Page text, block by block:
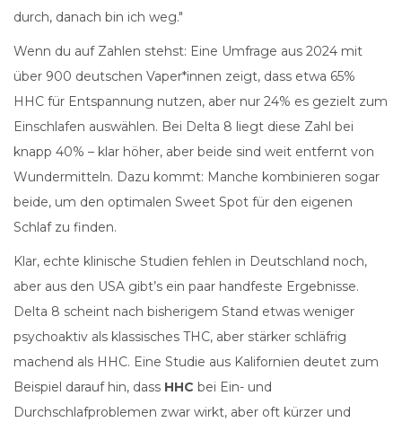
durch, danach bin ich weg."
Wenn du auf Zahlen stehst: Eine Umfrage aus 2024 mit
über 900 deutschen Vaper*innen zeigt, dass etwa 65%
HHC für Entspannung nutzen, aber nur 24% es gezielt zum
Einschlafen auswählen. Bei Delta 8 liegt diese Zahl bei
knapp 40% – klar höher, aber beide sind weit entfernt von
Wundermitteln. Dazu kommt: Manche kombinieren sogar
beide, um den optimalen Sweet Spot für den eigenen
Schlaf zu finden.
Klar, echte klinische Studien fehlen in Deutschland noch,
aber aus den USA gibt’s ein paar handfeste Ergebnisse.
Delta 8 scheint nach bisherigem Stand etwas weniger
psychoaktiv als klassisches THC, aber stärker schläfrig
machend als HHC. Eine Studie aus Kalifornien deutet zum
Beispiel darauf hin, dass HHC bei Ein- und
Durchschlafproblemen zwar wirkt, aber oft kürzer und